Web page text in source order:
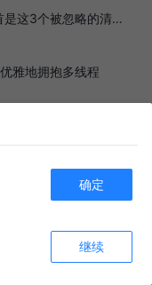
我排查了一个React内存泄漏——罪魁祸首是这3个被忽略的清理函数
雅地拥抱多线程
算不卡页面
确定
继续